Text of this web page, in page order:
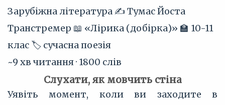
Зарубіжна література✍️ Тумас Йоста
Транстремер 📖 «Лірика (добірка)» 🏫 10-11
клас 🏷 сучасна поезія
~9 хв читання · 1800 слів
Слухати, як мовчить стіна
Уявіть момент, коли ви заходите в